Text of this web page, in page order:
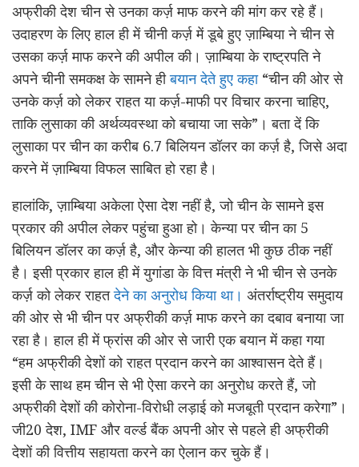
अफ्रीकी देश चीन से उनका कर्ज़ माफ करने की मांग कर रहे हैं।
उदाहरण के लिए हाल ही में चीनी कर्ज़ में डूबे हुए ज़ाम्बिया ने चीन से
उसका कर्ज़ माफ करने की अपील की। ज़ाम्बिया के राष्ट्रपति ने
अपने चीनी समकक्ष के सामने हीबयान देते हुए कहा“चीन की ओर से
उनके कर्ज़ को लेकर राहत या कर्ज़-माफी पर विचार करना चाहिए,
ताकि लुसाका की अर्थव्यवस्था को बचाया जा सके”। बता दें कि
लुसाका पर चीन का करीब 6.7 बिलियन डॉलर का कर्ज़ है, जिसे अदा
करने में ज़ाम्बिया विफल साबित हो रहा है।
हालांकि, ज़ाम्बिया अकेला ऐसा देश नहीं है, जो चीन के सामने इस
प्रकार की अपील लेकर पहुंचा हुआ हो। केन्या पर चीन का 5
बिलियन डॉलर का कर्ज़ है, और केन्या की हालत भी कुछ ठीक नहीं
है। इसी प्रकार हाल ही में युगांडा के वित्त मंत्री ने भी चीन से उनके
कर्ज़ को लेकर राहतदेने का अनुरोध किया था। अंतर्राष्ट्रीय समुदाय
की ओर से भी चीन पर अफ्रीकी कर्ज़ माफ करने का दबाव बनाया जा
रहा है। हाल ही में फ्रांस की ओर से जारी एक बयान में कहा गया
“हम अफ्रीकी देशों को राहत प्रदान करने का आश्वासन देते हैं।
इसी के साथ हम चीन से भी ऐसा करने का अनुरोध करते हैं, जो
अफ्रीकी देशों की कोरोना-विरोधी लड़ाई को मजबूती प्रदान करेगा”।
जी20 देश, IMF और वर्ल्ड बैंक अपनी ओर से पहले ही अफ्रीकी
देशों की वित्तीय सहायता करने का ऐलान कर चुके हैं।